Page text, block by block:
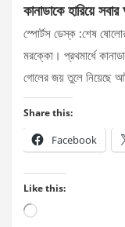
কানাডাকে হারিয়ে
স্পোর্টস ডেস্ক :শেষ
মরক্কো। প্রথমার্ধে
গোলের জয় তুলে নিয়েছে
Share this:
Facebook
Like this:
Loading…